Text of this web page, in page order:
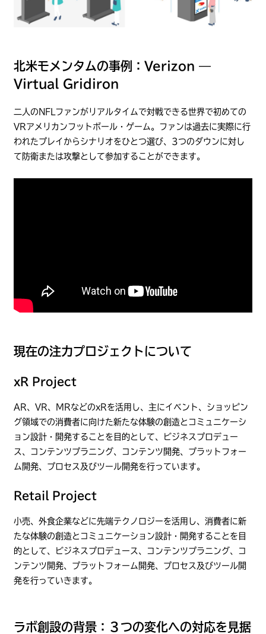
北米モメンタムの事例：Verizon —
Virtual Gridiron
二人のNFLファンがリアルタイムで対戦できる世界で初めての
VRアメリカンフットボール・ゲーム。ファンは過去に実際に行
われたプレイからシナリオをひとつ選び、3つのダウンに対し
て防衛または攻撃として参加することができます。
現在の注力プロジェクトについて
xR Project
AR、VR、MRなどのxRを活用し、主にイベント、ショッピン
グ領域での消費者に向けた新たな体験の創造とコミュニケーシ
ョン設計・開発することを目的として、ビジネスプロデュー
ス、コンテンツプラニング、コンテンツ開発、プラットフォー
ム開発、プロセス及びツール開発を行っています。
Retail Project
小売、外食企業などに先端テクノロジーを活用し、消費者に新
たな体験の創造とコミュニケーション設計・開発することを目
的として、ビジネスプロデュース、コンテンツプラニング、コ
ンテンツ開発、プラットフォーム開発、プロセス及びツール開
発を行っていきます。
ラボ創設の背景：３つの変化への対応を見据